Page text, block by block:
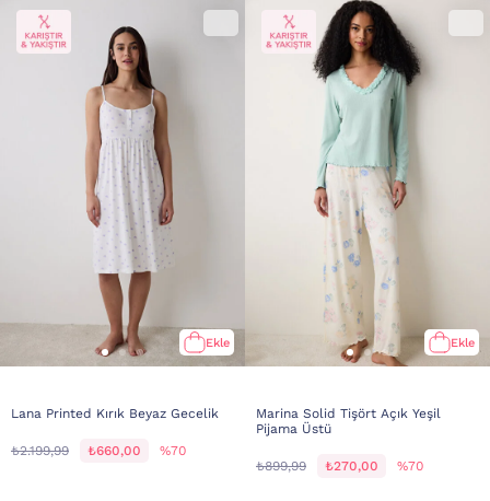
Ekle
Lana Printed Kırık Beyaz Gecelik
₺2.199,99 ₺660,00 %70
Ekle
Marina Solid Tişört Açık Yeşil
Pijama Üstü
₺899,99 ₺270,00 %70